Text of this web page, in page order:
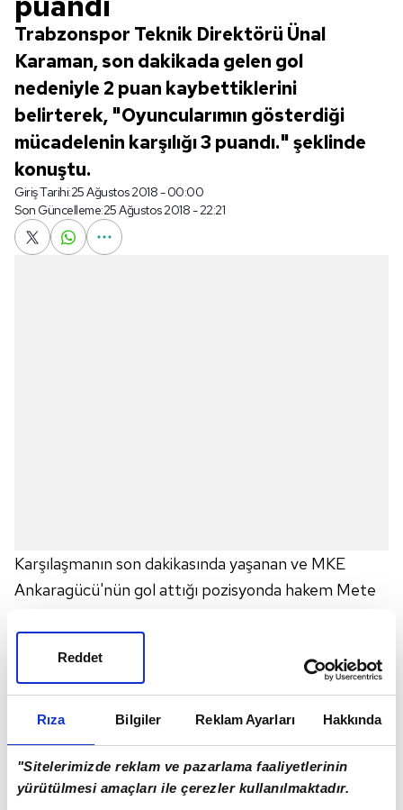
Rıza Bilgiler Reklam Ayarları Hakkında
"Sitelerimizde reklam ve pazarlama faaliyetlerinin
yürütülmesi amaçları ile çerezler kullanılmaktadır.
Reddet
​Trabzonspor Teknik Direktörü Ünal
Karaman, son dakikada gelen gol
nedeniyle 2 puan kaybettiklerini
belirterek, "Oyuncularımın gösterdiği
mücadelenin karşılığı 3 puandı." şeklinde
konuştu.
Giriş Tarihi:25 Ağustos 2018 - 00:00
Son Güncelleme:25 Ağustos 2018 - 22:21
Karşılaşmanın son dakikasında yaşanan ve MKE
Ankaragücü'nün gol attığı pozisyonda hakem Mete
Karaman, "Tıpkı Abdülkadir'e gösterilen kartte
olduğu gibi, hakemin hata yaptığını düşünüyorum.
Pozisyonda faul vardı ama lehimize olması
gerekiyordu. Hakem burada yorum hatası yaptı. Bu
hata da emeğimizin karşılığı olarak gelmesi gereken 2
puanın önüne geçti." değerlendirmesinde bulundu.
MKE Ankaragücü'nün başarıyla lige çıktığını ve yeni